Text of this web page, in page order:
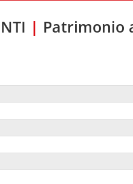
| Patrimonio